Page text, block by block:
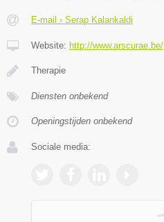
E-mail › Serap Kalankaldi
Website: http://www.arscurae.be/
Therapie
Diensten onbekend
Openingstijden onbekend
Sociale media: